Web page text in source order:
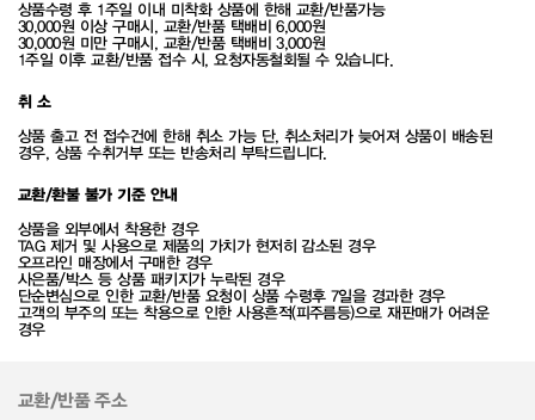
상품수령 후 1주일 이내 미착화 상품에 한해 교환/반품가능
30,000원 이상 구매시, 교환/반품 택배비 6,000원
30,000원 미만 구매시, 교환/반품 택배비 3,000원
1주일 이후 교환/반품 접수 시, 요청자동철회될 수 있습니다.
취 소
상품 출고 전 접수건에 한해 취소 가능 단, 취소처리가 늦어져 상품이 배송된
경우, 상품 수취거부 또는 반송처리 부탁드립니다.
교환/환불 불가 기준 안내
상품을 외부에서 착용한 경우
TAG 제거 및 사용으로 제품의 가치가 현저히 감소된 경우
오프라인 매장에서 구매한 경우
사은품/박스 등 상품 패키지가 누락된 경우
단순변심으로 인한 교환/반품 요청이 상품 수령후 7일을 경과한 경우
고객의 부주의 또는 착용으로 인한 사용흔적(피주름등)으로 재판매가 어려운
경우
교환/반품 주소